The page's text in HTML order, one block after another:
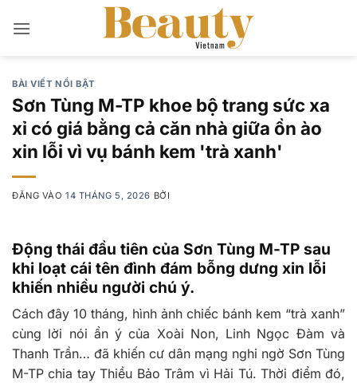
qua
BÀI VIẾT NỔI BẬT
Sơn Tùng M-TP khoe bộ trang sức xa
xỉ có giá bằng cả căn nhà giữa ồn ào
xin lỗi vì vụ bánh kem 'trà xanh'
ĐĂNG VÀO14 THÁNG 5, 2026 BỞI
Động thái đầu tiên của Sơn Tùng M-TP sau
khi loạt cái tên đình đám bỗng dưng xin lỗi
khiến nhiều người chú ý.
Cách đây 10 tháng, hình ảnh chiếc bánh kem “trà xanh”
cùng lời nói ẩn ý của Xoài Non, Linh Ngọc Đàm và
Thanh Trần… đã khiến cư dân mạng nghi ngờ Sơn Tùng
M-TP chia tay Thiều Bảo Trâm vì Hải Tú. Thời điểm đó,